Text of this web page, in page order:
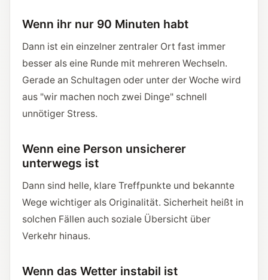
Wenn ihr nur 90 Minuten habt
Dann ist ein einzelner zentraler Ort fast immer
besser als eine Runde mit mehreren Wechseln.
Gerade an Schultagen oder unter der Woche wird
aus "wir machen noch zwei Dinge" schnell
unnötiger Stress.
Wenn eine Person unsicherer
unterwegs ist
Dann sind helle, klare Treffpunkte und bekannte
Wege wichtiger als Originalität. Sicherheit heißt in
solchen Fällen auch soziale Übersicht über
Verkehr hinaus.
Wenn das Wetter instabil ist